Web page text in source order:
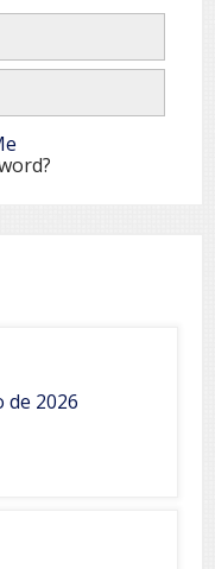
de 2026